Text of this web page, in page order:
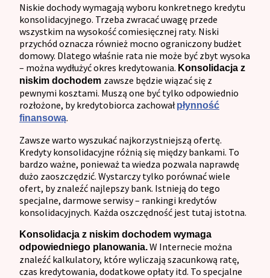
Niskie dochody wymagają wyboru konkretnego kredytu
konsolidacyjnego. Trzeba zwracać uwagę przede
wszystkim na wysokość comiesięcznej raty. Niski
przychód oznacza również mocno ograniczony budżet
domowy. Dlatego właśnie rata nie może być zbyt wysoka
– można wydłużyć okres kredytowania. Konsolidacja z
niskim dochodem zawsze będzie wiązać się z
pewnymi kosztami. Muszą one być tylko odpowiednio
rozłożone, by kredytobiorca zachowałpłynność
finansową.
Zawsze warto wyszukać najkorzystniejszą ofertę.
Kredyty konsolidacyjne różnią się między bankami. To
bardzo ważne, ponieważ ta wiedza pozwala naprawdę
dużo zaoszczędzić. Wystarczy tylko porównać wiele
ofert, by znaleźć najlepszy bank. Istnieją do tego
specjalne, darmowe serwisy – rankingi kredytów
konsolidacyjnych. Każda oszczędność jest tutaj istotna.
Konsolidacja z niskim dochodem wymaga
odpowiedniego planowania.W Internecie można
znaleźć kalkulatory, które wyliczają szacunkową ratę,
czas kredytowania, dodatkowe opłaty itd. To specjalne